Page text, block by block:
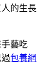
的生長
藝吃
包養網